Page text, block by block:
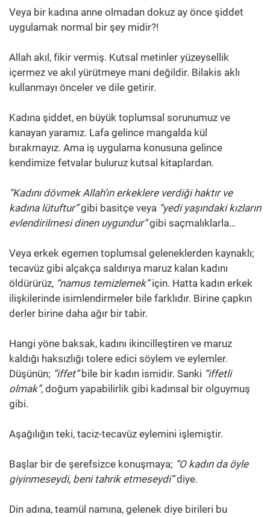
Veya bir kadına anne olmadan dokuz ay önce şiddet
uygulamak normal bir şey midir?!
Allah akıl, fikir vermiş. Kutsal metinler yüzeysellik
içermez ve akıl yürütmeye mani değildir. Bilakis aklı
kullanmayı önceler ve dile getirir.
Kadına şiddet, en büyük toplumsal sorunumuz ve
kanayan yaramız. Lafa gelince mangalda kül
bırakmayız. Ama iş uygulama konusuna gelince
kendimize fetvalar buluruz kutsal kitaplardan.
“Kadını dövmek Allah’ın erkeklere verdiği haktır ve
kadına lütuftur”gibi basitçe veya “yedi yaşındaki kızların
evlendirilmesi dinen uygundur”gibi saçmalıklarla…
Veya erkek egemen toplumsal geleneklerden kaynaklı;
tecavüz gibi alçakça saldırıya maruz kalan kadını
öldürürüz, “namus temizlemek”için. Hatta kadın erkek
ilişkilerinde isimlendirmeler bile farklıdır. Birine çapkın
derler birine daha ağır bir tabir.
Hangi yöne baksak, kadını ikincilleştiren ve maruz
kaldığı haksızlığı tolere edici söylem ve eylemler.
Düşünün; “iffet”bile bir kadın ismidir. Sanki “iffetli
olmak”, doğum yapabilirlik gibi kadınsal bir olguymuş
gibi.
Aşağılığın teki, taciz-tecavüz eylemini işlemiştir.
Başlar bir de şerefsizce konuşmaya; “O kadın da öyle
giyinmeseydi, beni tahrik etmeseydi”diye.
Din adına, teamül namına, gelenek diye birileri bu